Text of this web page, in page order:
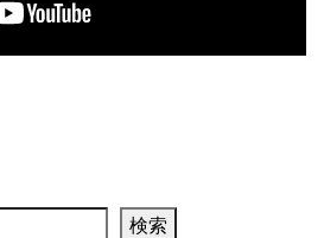
検索